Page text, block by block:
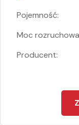
Pojemność:
Moc
Producent: